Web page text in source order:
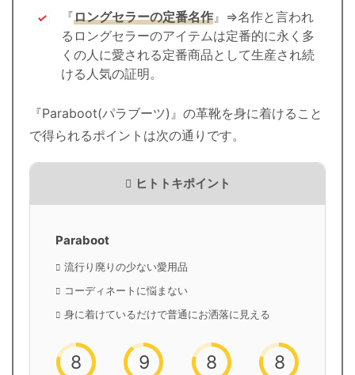
『ロングセラーの定番名作 』⇒名作と言われ
るロングセラーのアイテムは定番的に永く多
くの人に愛される定番商品として生産され続
ける人気の証明。
『Paraboot(パラブーツ)』の革靴を身に着けること
で得られるポイントは次の通りです。
ヒトトキポイント
Paraboot
流行り廃りの少ない愛用品
コーディネートに悩まない
身に着けているだけで普通にお洒落に見える
8 9 8 8